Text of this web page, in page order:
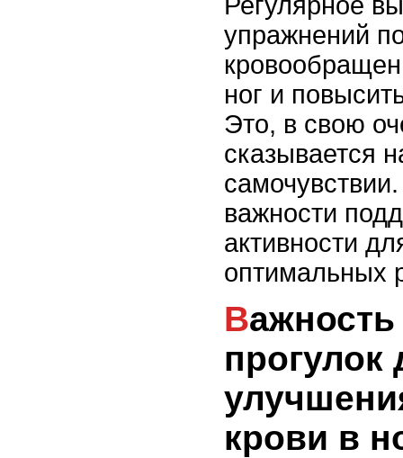
упражнений
ног и
Это, в свою
сказывается
важности
активности
оптимальных
Важность регулярных
прогулок
крови в